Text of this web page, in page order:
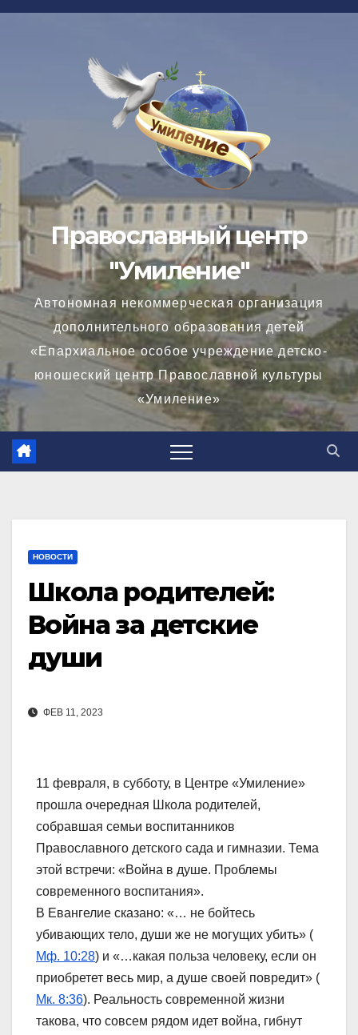
Перейти
Православный центр
"Умиление"
Автономная некоммерческая организация
дополнительного образования детей
«Епархиальное особое учреждение детско-
юношеский центр Православной культуры
«Умиление»
НОВОСТИ
Школа родителей:
Война за детские
души
ФЕВ 11, 2023
11 февраля, в субботу, в Центре «Умиление»
прошла очередная Школа родителей,
собравшая семьи воспитанников
Православного детского сада и гимназии. Тема
этой встречи: «Война в душе. Проблемы
современного воспитания».
В Евангелие сказано: «… не бойтесь
убивающих тело, души же не могущих убить» (
Мф. 10:28) и «…какая польза человеку, если он
приобретет весь мир, а душе своей повредит» (
Мк. 8:36). Реальность современной жизни
такова, что совсем рядом идет война, гибнут